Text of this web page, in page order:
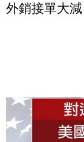
外銷接單大減